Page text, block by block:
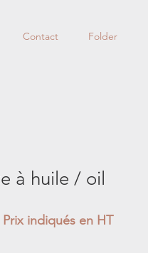
Contact Folder
à huile / oil
Prix indiqués en HT